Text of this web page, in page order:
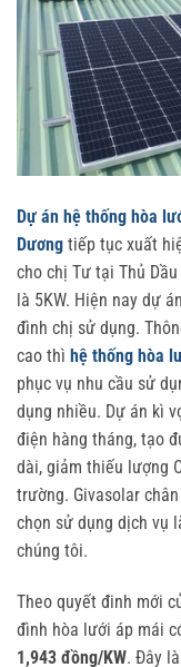
Dự án hệ thống hòa
Dương tiếp tục xuất
cho chị Tư tại Thủ
là 5KW. Hiện nay dự
đình chị sử dụng.
cao thì hệ thống hòa
phục vụ nhu cầu sử
dụng nhiều. Dự án kì
điện hàng tháng, tạo
dài, giảm thiếu lượng
trường. Givasolar
chọn sử dụng dịch vụ
chúng tôi.
Theo quyết đinh mới
đình hòa lưới áp mái
1,943 đồng/KW. Đây